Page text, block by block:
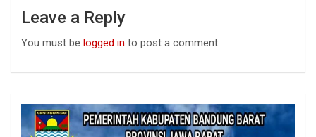
Leave a Reply
You must be logged in to post a comment.